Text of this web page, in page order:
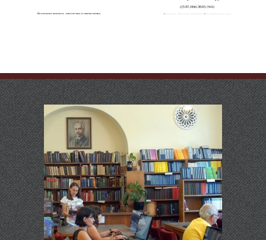
Стоян Михайлов